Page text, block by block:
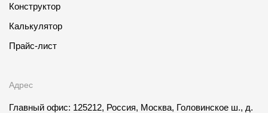
Конструктор
Калькулятор
Прайс-лист
Адрес
Главный офис: 125212, Россия, Москва, Головинское ш., д.